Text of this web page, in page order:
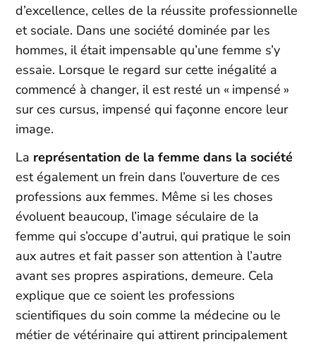
d’excellence, celles de la réussite professionnelle
et sociale. Dans une société dominée par les
hommes, il était impensable qu’une femme s’y
essaie. Lorsque le regard sur cette inégalité a
commencé à changer, il est resté un « impensé »
sur ces cursus, impensé qui façonne encore leur
image.
La représentation de la femme dans la société
est également un frein dans l’ouverture de ces
professions aux femmes. Même si les choses
évoluent beaucoup, l’image séculaire de la
femme qui s’occupe d’autrui, qui pratique le soin
aux autres et fait passer son attention à l’autre
avant ses propres aspirations, demeure. Cela
explique que ce soient les professions
scientifiques du soin comme la médecine ou le
métier de vétérinaire qui attirent principalement